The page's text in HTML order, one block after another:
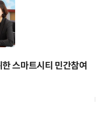
스마트시티 민간참여